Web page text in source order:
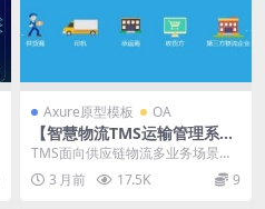
Axure原型模板 OA
【智慧物流TMS运输管理系
统】tms原型产品经理axure
原型
TMS面向供应链物流多业务场景商
业运输领域客户，提供成熟的运输
网络优化解决方案，...
3 月前 17.5K 9